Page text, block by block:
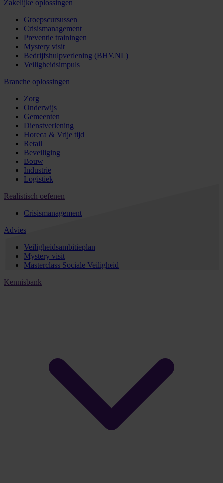
Zakelijke oplossingen
Groepscursussen
Crisismanagement
Preventie trainingen
Mystery visit
Bedrijfshulpverlening (BHV.NL)
Veiligheidsimpuls
Branche oplossingen
Zorg
Onderwijs
Gemeenten
Dienstverlening
Horeca & Vrije tijd
Retail
Beveiliging
Bouw
Industrie
Logistiek
Realistisch oefenen
Crisismanagement
Advies
Veiligheidsambitieplan
Mystery visit
Masterclass Sociale Veiligheid
Kennisbank